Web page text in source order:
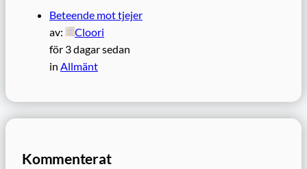
Beteende mot tjejer
av:
Cloori
för 3 dagar sedan
in Allmänt
Kommenterat